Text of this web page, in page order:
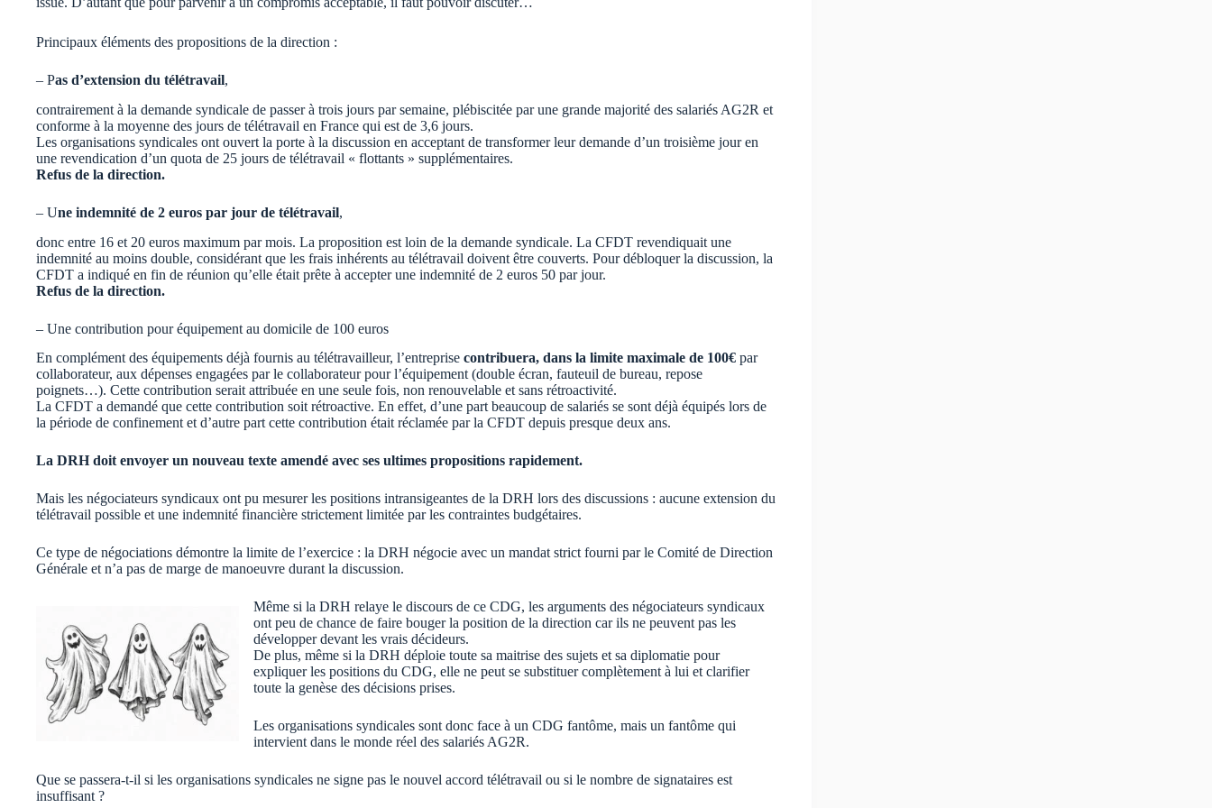
Principaux éléments des propositions de la direction :
– Pas d’extension du télétravail,
contrairement à la demande syndicale de passer à trois jours par semaine, plébiscitée par une grande majorité des salariés AG2R et
conforme à la moyenne des jours de télétravail en France qui est de 3,6 jours.
Les organisations syndicales ont ouvert la porte à la discussion en acceptant de transformer leur demande d’un troisième jour en
une revendication d’un quota de 25 jours de télétravail « flottants » supplémentaires.
Refus de la direction.
– Une indemnité de 2 euros par jour de télétravail,
donc entre 16 et 20 euros maximum par mois. La proposition est loin de la demande syndicale. La CFDT revendiquait une
indemnité au moins double, considérant que les frais inhérents au télétravail doivent être couverts. Pour débloquer la discussion, la
CFDT a indiqué en fin de réunion qu’elle était prête à accepter une indemnité de 2 euros 50 par jour.
Refus de la direction.
– Une contribution pour équipement au domicile de 100 euros
En complément des équipements déjà fournis au télétravailleur, l’entreprise contribuera, dans la limite maximale de 100€ par
collaborateur, aux dépenses engagées par le collaborateur pour l’équipement (double écran, fauteuil de bureau, repose
poignets…). Cette contribution serait attribuée en une seule fois, non renouvelable et sans rétroactivité.
La CFDT a demandé que cette contribution soit rétroactive. En effet, d’une part beaucoup de salariés se sont déjà équipés lors de
la période de confinement et d’autre part cette contribution était réclamée par la CFDT depuis presque deux ans.
La DRH doit envoyer un nouveau texte amendé avec ses ultimes propositions rapidement.
Mais les négociateurs syndicaux ont pu mesurer les positions intransigeantes de la DRH lors des discussions : aucune extension du
télétravail possible et une indemnité financière strictement limitée par les contraintes budgétaires.
Ce type de négociations démontre la limite de l’exercice : la DRH négocie avec un mandat strict fourni par le Comité de Direction
Générale et n’a pas de marge de manoeuvre durant la discussion.
Même si la DRH relaye le discours de ce CDG, les arguments des négociateurs syndicaux
ont peu de chance de faire bouger la position de la direction car ils ne peuvent pas les
développer devant les vrais décideurs.
De plus, même si la DRH déploie toute sa maitrise des sujets et sa diplomatie pour
expliquer les positions du CDG, elle ne peut se substituer complètement à lui et clarifier
toute la genèse des décisions prises.
Les organisations syndicales sont donc face à un CDG fantôme, mais un fantôme qui
intervient dans le monde réel des salariés AG2R.
Que se passera-t-il si les organisations syndicales ne signe pas le nouvel accord télétravail ou si le nombre de signataires est
insuffisant ?